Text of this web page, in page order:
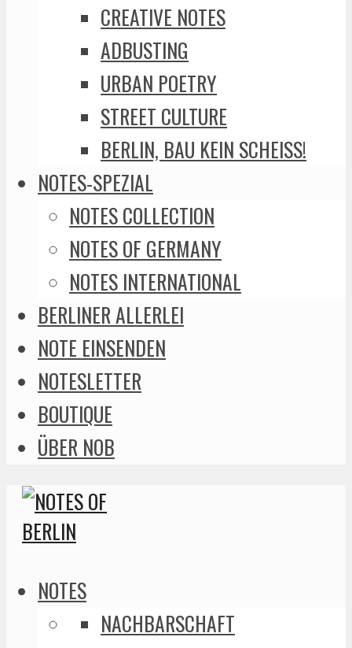
CREATIVE NOTES
ADBUSTING
URBAN POETRY
STREET CULTURE
BERLIN, BAU KEIN SCHEISS!
NOTES-SPEZIAL
NOTES COLLECTION
NOTES OF GERMANY
NOTES INTERNATIONAL
BERLINER ALLERLEI
NOTE EINSENDEN
NOTESLETTER
BOUTIQUE
ÜBER NOB
NOTES
NACHBARSCHAFT